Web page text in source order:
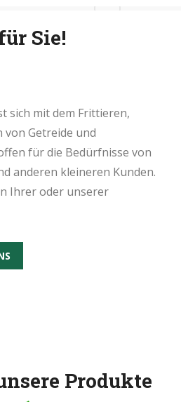
Sie!
sich mit dem Frittieren,
von Getreide und
für die Bedürfnisse von
anderen kleineren Kunden.
Ihrer oder unserer
Produkte